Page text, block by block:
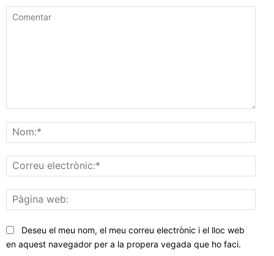
web:
Deseu el meu nom, el meu correu electrònic i el lloc web
en aquest navegador per a la propera vegada que ho faci.